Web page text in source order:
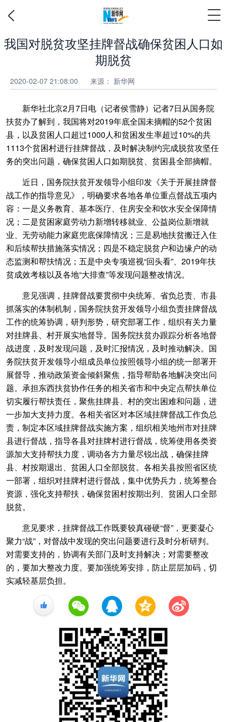
我国对脱贫攻坚挂牌督战确保贫困人口如
期脱贫
2020-02-07 21:08:00 来源： 新华网
新华社北京2月7日电（记者侯雪静）记者7日从国务院
扶贫办了解到，我国将对2019年底全国未摘帽的52个贫困
县，以及贫困人口超过1000人和贫困发生率超过10%的共
1113个贫困村进行挂牌督战，及时解决制约完成脱贫攻坚任
务的突出问题，确保贫困人口如期脱贫、贫困县全部摘帽。
近日，国务院扶贫开发领导小组印发《关于开展挂牌督
战工作的指导意见》，明确要求各地各单位重点督战五项内
容：一是义务教育、基本医疗、住房安全和饮水安全保障情
况；二是贫困家庭劳动力新增转移就业、公益岗位新增就
业、无劳动能力家庭兜底保障情况；三是易地扶贫搬迁入住
和后续帮扶措施落实情况；四是不稳定脱贫户和边缘户的动
态监测和帮扶情况；五是中央专项巡视“回头看”、2019年扶
贫成效考核以及各地“大排查”等发现问题整改情况。
意见强调，挂牌督战要贯彻中央统筹、省负总责、市县
抓落实的体制机制，国务院扶贫开发领导小组负责挂牌督战
工作的统筹协调，研判形势，研究部署工作，组织有关力量
对挂牌县、村开展实地督导。国务院扶贫办跟踪分析各地督
战进度，及时发现问题，及时汇报情况，及时推动解决。国
务院扶贫开发领导小组成员单位按照领导小组的统一部署开
展督导，推动政策资金倾斜聚焦，指导帮助各地解决突出问
题。承担东西扶贫协作任务的相关省市和中央定点帮扶单位
切实履行帮扶责任，聚焦挂牌县、村的突出困难和问题，进
一步加大支持力度。各相关省区对本区域挂牌督战工作负总
责，制定本区域挂牌督战实施方案，组织相关地州市对挂牌
县进行督战，指导各县对挂牌村进行督战，统筹使用各类资
源加大支持帮扶力度，调动各方力量尽锐出战，确保挂牌
县、村按期退出、贫困人口全部脱贫。各相关县按照省区统
一部署，组织对挂牌村进行督战，集中优势兵力，统筹整合
资源，强化支持帮扶，确保贫困村按期出列、贫困人口全部
脱贫。
意见要求，挂牌督战工作既要较真碰硬“督”，更要凝心
聚力“战”，对督战中发现的突出问题要进行及时分析研判。
对需要支持的，协调有关部门及时支持解决；对需要整改
的，要加大整改力度。要加强统筹安排，防止层层加码，切
实减轻基层负担。
+1